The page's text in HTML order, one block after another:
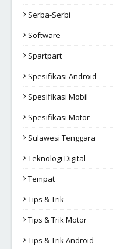
Serba-Serbi
Software
Spartpart
Spesifikasi Android
Spesifikasi Mobil
Spesifikasi Motor
Sulawesi Tenggara
Teknologi Digital
Tempat
Tips & Trik
Tips & Trik Motor
Tips & Trik Android